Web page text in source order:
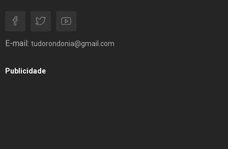
E-mail: tudorondonia@gmail.com
Publicidade